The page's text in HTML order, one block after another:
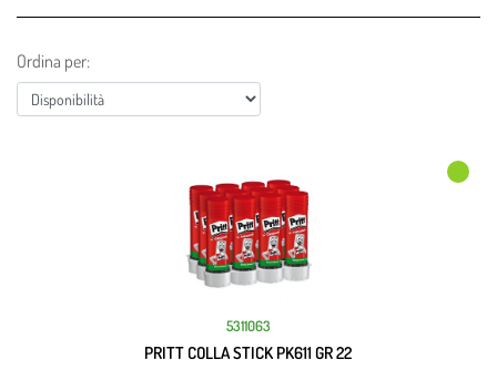
Ordina per:
5311063
PRITT COLLA STICK PK611 GR 22